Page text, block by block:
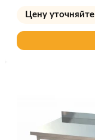
Цену уточняйте